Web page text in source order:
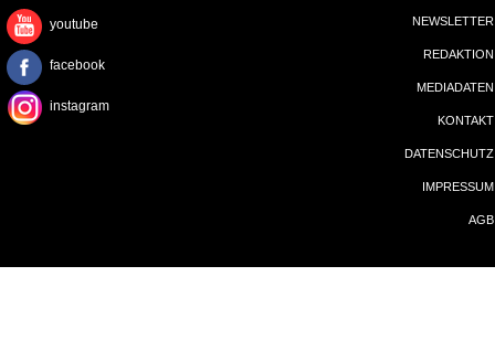
youtube
facebook
instagram
NEWSLETTER
REDAKTION
MEDIADATEN
KONTAKT
DATENSCHUTZ
IMPRESSUM
AGB